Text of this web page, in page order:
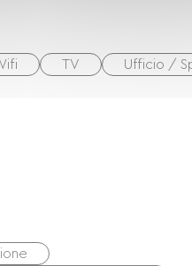
TV
Ufficio /